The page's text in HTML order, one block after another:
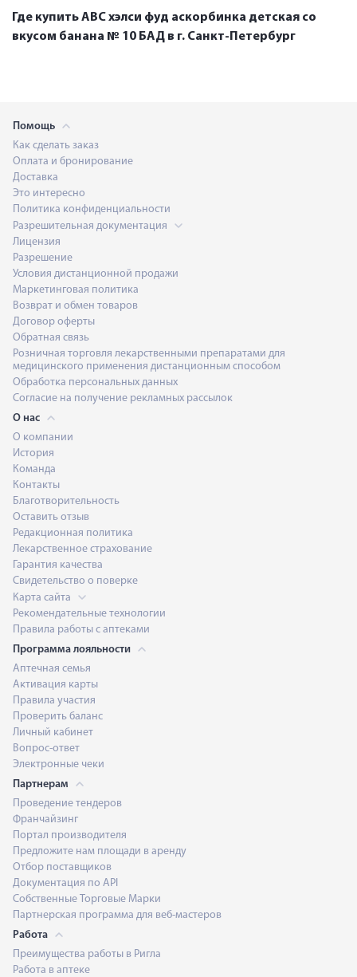
Где купить АВС хэлси фуд аскорбинка детская со
вкусом банана № 10 БАД в г. Санкт-Петербург
Помощь
Как сделать заказ
Оплата и бронирование
Доставка
Это интересно
Политика конфиденциальности
Разрешительная документация
Лицензия
Разрешение
Условия дистанционной продажи
Маркетинговая политика
Возврат и обмен товаров
Договор оферты
Обратная связь
Розничная торговля лекарственными препаратами для
медицинского применения дистанционным способом
Обработка персональных данных
Согласие на получение рекламных рассылок
О нас
О компании
История
Команда
Контакты
Благотворительность
Оставить отзыв
Редакционная политика
Лекарственное страхование
Гарантия качества
Свидетельство о поверке
Карта сайта
Рекомендательные технологии
Правила работы с аптеками
Программа лояльности
Аптечная семья
Активация карты
Правила участия
Проверить баланс
Личный кабинет
Вопрос-ответ
Электронные чеки
Партнерам
Проведение тендеров
Франчайзинг
Портал производителя
Предложите нам площади в аренду
Отбор поставщиков
Документация по API
Собственные Торговые Марки
Партнерская программа для веб-мастеров
Работа
Преимущества работы в Ригла
Работа в аптеке